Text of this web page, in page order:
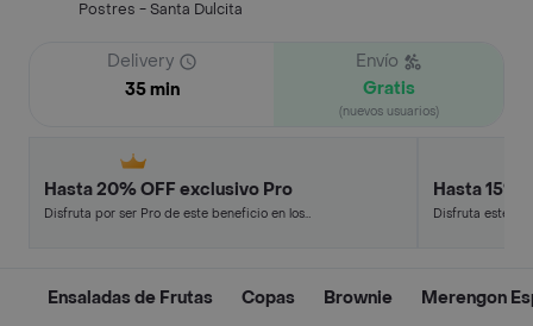
Postres - Santa Dulcita
Delivery
35 min
Envío
Gratis
(nuevos usuarios)
Hasta 20% OFF exclusivo Pro
Disfruta por ser Pro de este beneficio en los
Hasta 15%
Disfruta este
Ensaladas de Frutas Copas Brownie Merengon